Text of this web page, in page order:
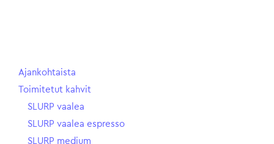
Ajankohtaista
Toimitetut kahvit
SLURP vaalea
SLURP vaalea espresso
SLURP medium